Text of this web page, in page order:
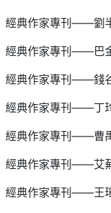
經典作家專刊——劉
經典作家專刊——巴
經典作家專刊——錢
經典作家專刊——丁
經典作家專刊——曹
經典作家專刊——艾
經典作家專刊——王